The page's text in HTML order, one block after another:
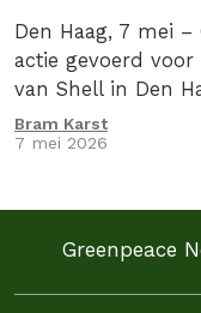
Den Haag, 7 mei –
actie gevoerd
van Shell in Den
drie meter hoge
Bram Karst
7 mei 2026
Greenpeace